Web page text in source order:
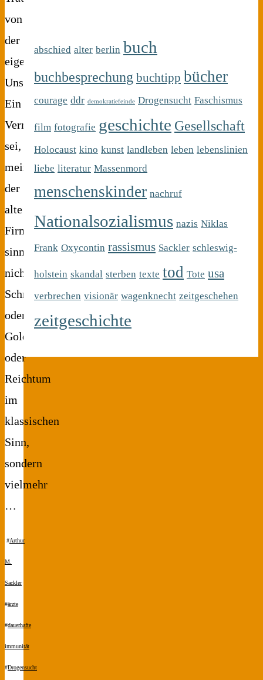
von
der
eigenen
Unsterblichkeit.
Ein
Vermächtnis
sei,
meinte
der
alte
Firmenpatriarch
sinngemäß,
nicht
Schmuck
oder
Gold
oder
Reichtum
im
klassischen
Sinn,
sondern
vielmehr
…
#Arthur
M.
Sackler
#ärzte
#dauerhafte
immunität
#Drogensucht
abschied alter berlin buch
buchbesprechung buchtipp bücher
courage ddr demokratiefeinde Drogensucht Faschismus
film fotografie geschichte Gesellschaft
Holocaust kino kunst landleben leben lebenslinien
liebe literatur Massenmord
menschenskinder nachruf
Nationalsozialismus nazis Niklas
Frank Oxycontin rassismus Sackler schleswig-
holstein skandal sterben texte tod Tote usa
verbrechen visionär wagenknecht zeitgeschehen
zeitgeschichte